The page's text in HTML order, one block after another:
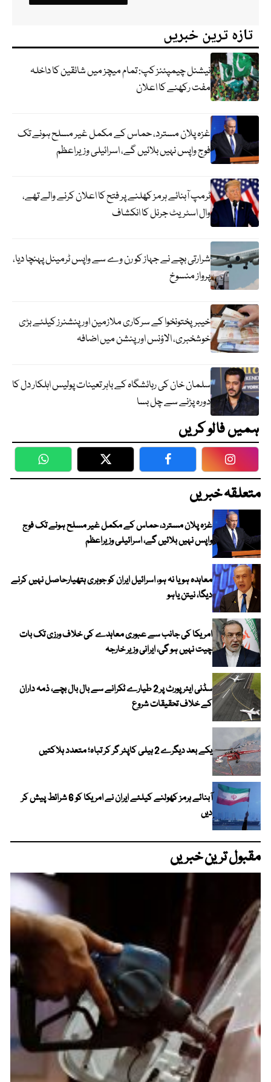
تازہ ترین خبریں
نیشنل چیمپئنز کپ: تمام میچز میں شائقین کا داخلہ
مفت رکھنے کا اعلان
غزہ پلان مسترد، حماس کے مکمل غیر مسلح ہونے تک
فوج واپس نہیں بلائیں گے، اسرائیلی وزیراعظم
ٹرمپ آبنائے ہرمز کھلنے پر فتح کا اعلان کرنے والے تھے،
وال اسٹریٹ جرنل کا انکشاف
شرارتی بچے نے جہاز کو رن وے سے واپس ٹرمینل پہنچا دیا،
پرواز منسوخ
خیبرپختونخوا کے سرکاری ملازمین اور پنشنرز کیلئے بڑی
خوشخبری، الاؤنس اور پنشن میں اضافہ
سلمان خان کی رہائشگاہ کے باہر تعینات پولیس اہلکار دل کا
دورہ پڑنے سے چل بسا
ہمیں فالو کریں
WhatsApp Twitter Facebook
متعلقہ خبریں
غزہ پلان مسترد، حماس کے مکمل غیر مسلح ہونے تک فوج
واپس نہیں بلائیں گے، اسرائیلی وزیراعظم
معاہدہ ہو یا نہ ہو، اسرائیل ایران کو جوہری ہتھیارحاصل نہیں کرنے
دیگا، نیتن یاہو
امریکا کی جانب سے عبوری معاہدے کی خلاف ورزی تک بات
چیت نہیں ہو گی، ایرانی وزیر خارجہ
سڈنی ایئرپورٹ پر 2 طیارے ٹکرانے سے بال بال بچے، ذمہ داران
کے خلاف تحقیقات شروع
یکے بعد دیگرے 2 ہیلی کاپٹر گر کر تباہ؛ متعدد ہلاکتیں
آبنائے ہرمز کھولنے کیلئے ایران نے امریکا کو 6 شرائط پیش کر
دیں
مقبول ترین خبریں